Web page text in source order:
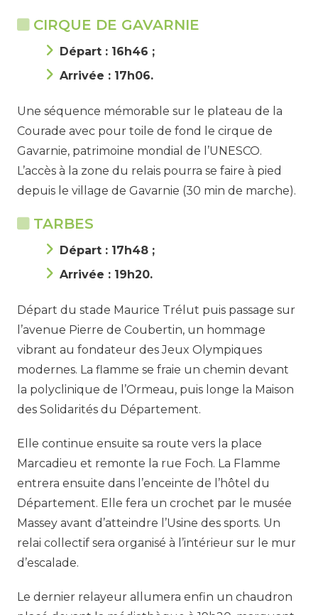
CIRQUE DE GAVARNIE
Départ : 16h46 ;
Arrivée : 17h06.
Une séquence mémorable sur le plateau de la
Courade avec pour toile de fond le cirque de
Gavarnie, patrimoine mondial de l’UNESCO.
L’accès à la zone du relais pourra se faire à pied
depuis le village de Gavarnie (30 min de marche).
TARBES
Départ : 17h48 ;
Arrivée : 19h20.
Départ du stade Maurice Trélut puis passage sur
l’avenue Pierre de Coubertin, un hommage
vibrant au fondateur des Jeux Olympiques
modernes. La flamme se fraie un chemin devant
la polyclinique de l’Ormeau, puis longe la Maison
des Solidarités du Département.
Elle continue ensuite sa route vers la place
Marcadieu et remonte la rue Foch. La Flamme
entrera ensuite dans l’enceinte de l’hôtel du
Département. Elle fera un crochet par le musée
Massey avant d’atteindre l’Usine des sports. Un
relai collectif sera organisé à l’intérieur sur le mur
d’escalade.
Le dernier relayeur allumera enfin un chaudron